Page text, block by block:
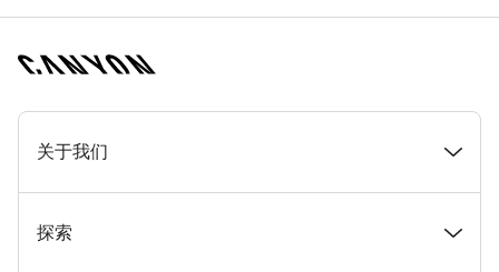
[footer.linksList.title]
关于我们
奖项
探索